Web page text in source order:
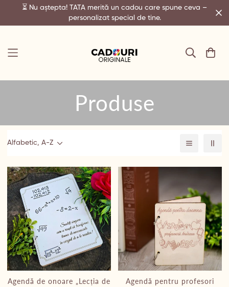
⏳ Nu aștepta! TATA merită un cadou care spune ceva –
personalizat special de tine.
Produse
Alfabetic, A-Z
Agendă de onoare „Lecția de
Agendă pentru profesori